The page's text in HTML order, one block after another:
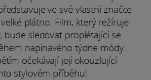
ve své vlastní značce
plátno. Film, který režíruje
bude sledovat proplétající se
napínavého týdne módy.
očekávají její okouzlující
stylovém příběhu!